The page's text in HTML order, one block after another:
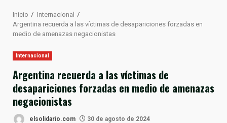
Inicio
Internacional
Argentina recuerda a las víctimas de desapariciones forzadas en
medio de amenazas negacionistas
Internacional
Argentina recuerda a las víctimas de
desapariciones forzadas en medio de amenazas
negacionistas
elsolidario.com 30 de agosto de 2024